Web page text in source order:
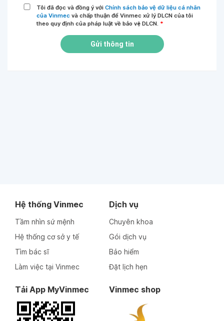
Tôi đã đọc và đồng ý với Chính sách bảo vệ dữ liệu cá nhân
của Vinmec và chấp thuận để Vinmec xử lý DLCN của tôi
theo quy định của pháp luật về bảo vệ DLCN. *
Gửi thông tin
Hệ thống Vinmec
Tầm nhìn sứ mệnh
Hệ thống cơ sở y tế
Tìm bác sĩ
Làm việc tại Vinmec
Dịch vụ
Chuyên khoa
Gói dịch vụ
Bảo hiểm
Đặt lịch hẹn
Tải App MyVinmec Vinmec shop